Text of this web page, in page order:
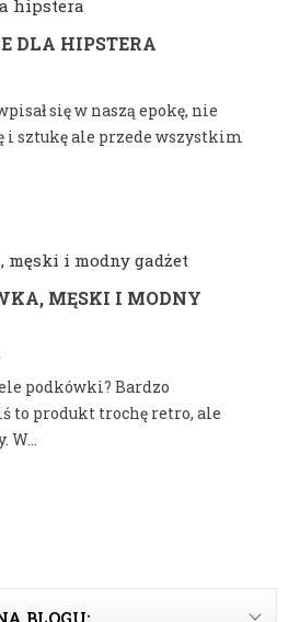
DLA HIPSTERA
się w naszą epokę, nie
i sztukę ale przede wszystkim
MĘSKI I MODNY
podkówki? Bardzo
to produkt trochę retro, ale
W...
BLOGU: